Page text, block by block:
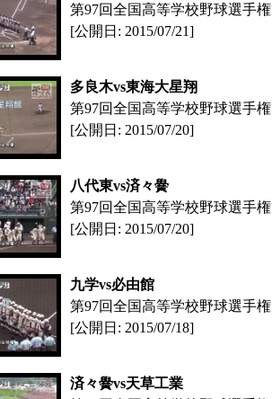
第97回全国高等学校野球選手
[公開日: 2015/07/21]
多良木vs東海大星翔
第97回全国高等学校野球選手
[公開日: 2015/07/20]
八代東vs済々黌
第97回全国高等学校野球選手
[公開日: 2015/07/20]
九学vs必由館
第97回全国高等学校野球選手
[公開日: 2015/07/18]
済々黌vs天草工業